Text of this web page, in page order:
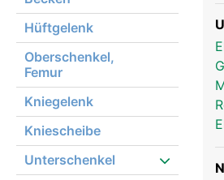
Hüftgelenk
Oberschenkel,
Femur
Kniegelenk
Kniescheibe
Unterschenkel